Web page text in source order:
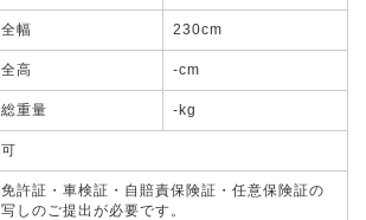
全幅 230cm
全高 -cm
総重量 -kg
可
免許証・車検証・自賠責保険証・任意保険証の
写しのご提出が必要です。